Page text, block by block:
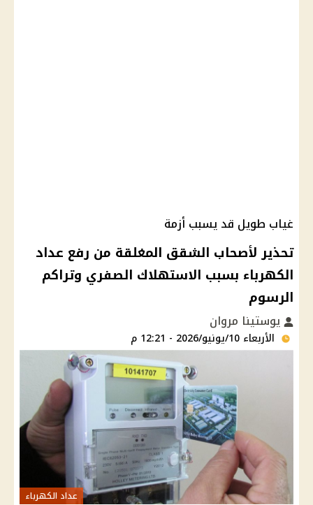
غياب طويل قد يسبب أزمة
تحذير لأصحاب الشقق المغلقة من رفع عداد
الكهرباء بسبب الاستهلاك الصفري وتراكم
الرسوم
يوستينا مروان
الأربعاء 10/يونيو/2026 - 12:21 م
عداد الكهرباء